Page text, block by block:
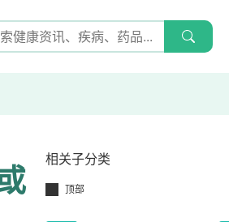
相关子分类
顶部